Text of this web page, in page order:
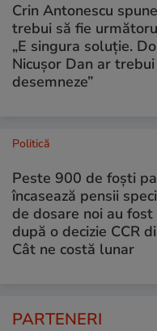
Crin Antonescu
trebui să fie
„E singura soluție.
Nicușor Dan ar
desemneze”
Politică
Peste 900 de foști
încasează pensii
de dosare noi au
după o decizie CCR
Cât ne costă lunar
PARTENERI